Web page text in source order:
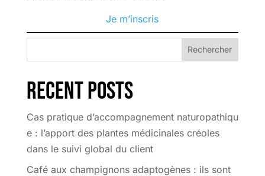
Je m’inscris
Rechercher
Recent Posts
Cas pratique d’accompagnement naturopathiqu
e : l’apport des plantes médicinales créoles
dans le suivi global du client
Café aux champignons adaptogènes : ils sont